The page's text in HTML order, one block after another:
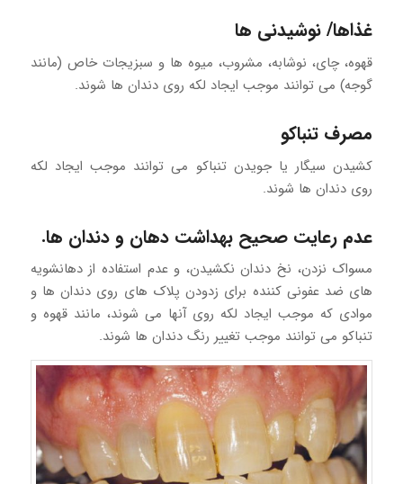
غذاها/ نوشیدنی ها
قهوه، چای، نوشابه، مشروب، میوه ها و سبزیجات خاص (مانند
گوجه) می توانند موجب ایجاد لکه روی دندان ها شوند.
مصرف تنباکو
کشیدن سیگار یا جویدن تنباکو می توانند موجب ایجاد لکه
روی دندان ها شوند.
عدم رعایت صحیح بهداشت دهان و دندان ها.
مسواک نزدن، نخ دندان نکشیدن، و عدم استفاده از دهانشویه
های ضد عفونی کننده برای زدودن پلاک های روی دندان ها و
موادی که موجب ایجاد لکه روی آنها می شوند، مانند قهوه و
تنباکو می توانند موجب تغییر رنگ دندان ها شوند.